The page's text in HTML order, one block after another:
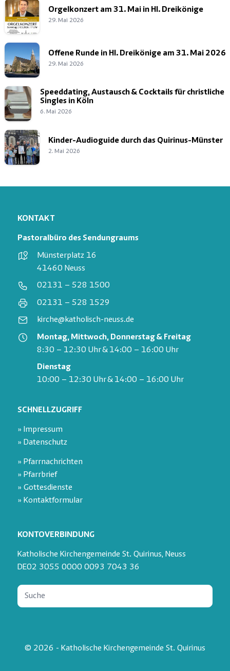
Orgelkonzert am 31. Mai in Hl. Dreikönige
29. Mai 2026
Offene Runde in Hl. Dreikönige am 31. Mai 2026
29. Mai 2026
Speeddating, Austausch & Cocktails für christliche
Singles in Köln
6. Mai 2026
Kinder-Audioguide durch das Quirinus-Münster
2. Mai 2026
KONTAKT
Pastoralbüro des Sendungraums
Münsterplatz 16
41460 Neuss
02131 – 528 1500
02131 – 528 1529
kirche@katholisch-neuss.de
Montag, Mittwoch, Donnerstag & Freitag
8:30 – 12:30 Uhr & 14:00 – 16:00 Uhr
Dienstag
10:00 – 12:30 Uhr & 14:00 – 16:00 Uhr
SCHNELLZUGRIFF
» Impressum
» Datenschutz
» Pfarrnachrichten
» Pfarrbrief
» Gottesdienste
» Kontaktformular
KONTOVERBINDUNG
Katholische Kirchengemeinde St. Quirinus, Neuss
DE02 3055 0000 0093 7043 36
© 2026 - Katholische Kirchengemeinde St. Quirinus